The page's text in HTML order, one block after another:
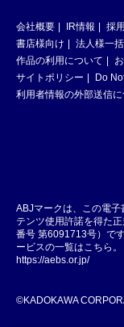
会社概要 IR情報 採
書店様向け
法人様一
作品の利用について
サイトポリシー
Do
利用者情報の外部送信に
ABJマークは、この電
テンツ使用許諾を得た
番号 第6091713号）で
ービスの一覧はこちら。
https://aebs.or.jp/
©KADOKAWA